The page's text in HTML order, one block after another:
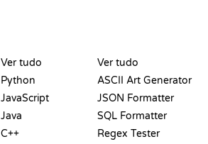
Ver tudo
Python
JavaScript
Java
C++
Ver tudo
ASCII Art Generator
JSON Formatter
SQL Formatter
Regex Tester